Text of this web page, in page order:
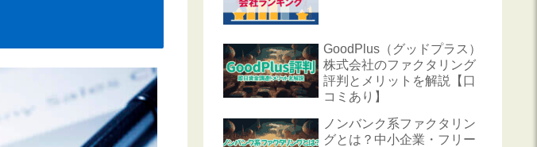
GoodPlus（グッドプラス）
株式会社のファクタリング
評判とメリットを解説【口
コミあり】
ノンバンク系ファクタリン
グとは？中小企業・フリー